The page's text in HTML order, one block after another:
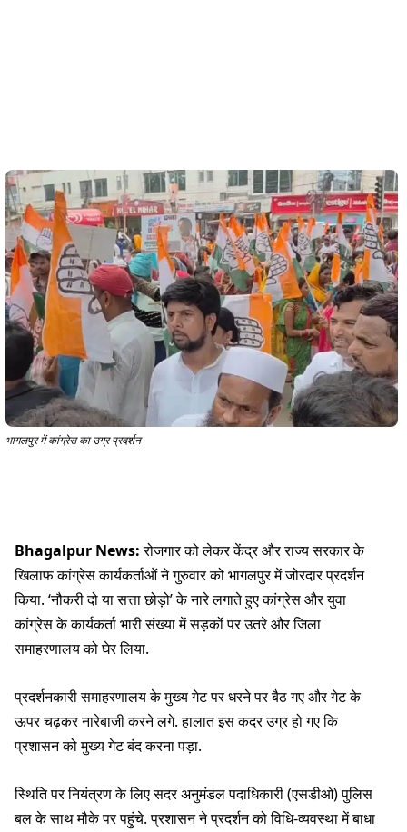
भागलपुर में कांग्रेस का उग्र प्रदर्शन
Bhagalpur News:रोजगार को लेकर केंद्र और राज्य सरकार के
खिलाफ कांग्रेस कार्यकर्ताओं ने गुरुवार को भागलपुर में जोरदार प्रदर्शन
किया. ‘नौकरी दो या सत्ता छोड़ो’ के नारे लगाते हुए कांग्रेस और युवा
कांग्रेस के कार्यकर्ता भारी संख्या में सड़कों पर उतरे और जिला
समाहरणालय को घेर लिया.
प्रदर्शनकारी समाहरणालय के मुख्य गेट पर धरने पर बैठ गए और गेट के
ऊपर चढ़कर नारेबाजी करने लगे. हालात इस कदर उग्र हो गए कि
प्रशासन को मुख्य गेट बंद करना पड़ा.
स्थिति पर नियंत्रण के लिए सदर अनुमंडल पदाधिकारी (एसडीओ) पुलिस
बल के साथ मौके पर पहुंचे. प्रशासन ने प्रदर्शन को विधि-व्यवस्था में बाधा